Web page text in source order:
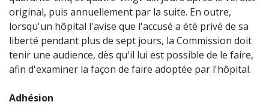
original, puis annuellement par la suite. En outre,
lorsqu'un hôpital l'avise que l'accusé a été privé de sa
liberté pendant plus de sept jours, la Commission doit
tenir une audience, dès qu'il lui est possible de le faire,
afin d'examiner la façon de faire adoptée par l'hôpital.
Adhésion